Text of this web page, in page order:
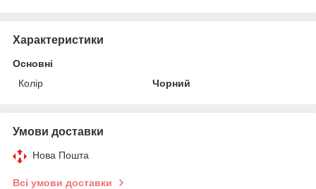
Характеристики
Основні
Колір
Чорний
Умови доставки
Нова Пошта
Всі умови доставки